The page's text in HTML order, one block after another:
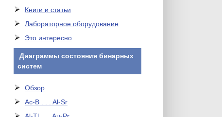
Книги и статьи
Лабораторное оборудование
Это интересно
Диаграммы состояния бинарных
систем
Обзор
Ac-B . . . Al-Sr